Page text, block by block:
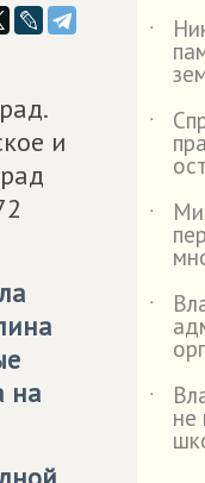
и
на
˙
˙
˙
˙
˙
не